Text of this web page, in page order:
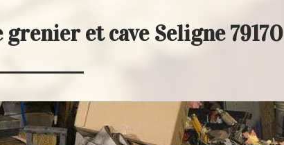
et cave Seligne 79170